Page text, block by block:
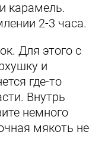
карамель.
2-3 часа.
Для этого с
и
где-то
Внутрь
немного
мякоть не